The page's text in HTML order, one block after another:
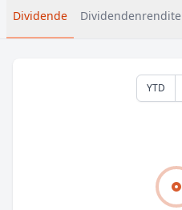
Dividende Dividendenrendite
YTD